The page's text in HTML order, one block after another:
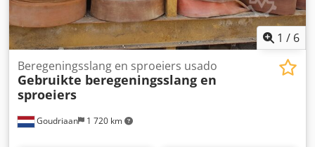
1 / 6
Goudriaan 1 720 km
Beregeningsslang en sproeiers usado
Gebruikte beregeningsslang en
sproeiers